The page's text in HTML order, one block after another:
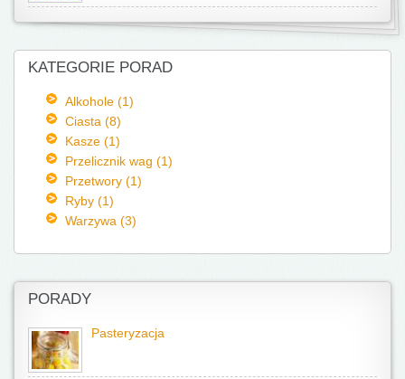
KATEGORIE PORAD
Alkohole (1)
Ciasta (8)
Kasze (1)
Przelicznik wag (1)
Przetwory (1)
Ryby (1)
Warzywa (3)
PORADY
Pasteryzacja